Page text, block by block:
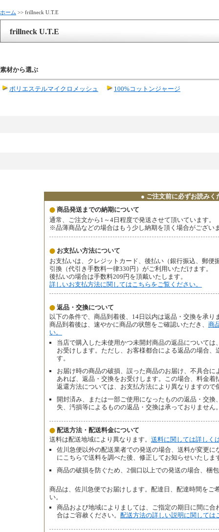
ホーム >> frillneck U.T.E
frillneck U.T.E
素材から選ぶ
ポリエステルマイクロメッシュ 100%コットンジャージ
● ご注文前に必ずお読みく
商品発送までの納期について
通常、ご注文から1～4日程度で発送させて頂いています。
※品薄商品などの場合はもう少し納期を頂く場合がござい
お支払い方法について
お支払いは、クレジットカード、後払い（銀行振込、郵便
引換（代引き手数料一律330円）がご利用いただけます。
後払いの場合は手数料209円を頂戴いたします。
詳しいお支払方法に関してはこちらをご覧ください。
返品・交換について
以下の条件で、商品到着後、14日以内は返品・交換を承り
商品到着後は、速やかに商品の状態をご確認いただき、 商
い。
当店で購入した未使用かつ未開封商品の返品について
お受けします。ただし、お客様都合による返品の場合
す。
お届け時の商品の破損、誤った商品のお届け、不具合
あれば、返品・交換をお受けします。この場合、料金
返還方法については、お支払方法により異なりますので
開封済み、または一部ご使用になったものの返品・交
失、汚損等によるものの返品・交換は承っておりません
配送方法・配送料金について
送料は配送地域により異なります。 送料に関しては詳しく
佐川急便以外の配送業者での発送の場合、送料が変更
にこちらで送料を調べた後、修正してお知らせいたしま
商品の破損を防ぐため、2個口以上での発送の場合、梱
商品は、佐川急便でお届けします。配達日、配達時間をご
い。
商品および地域によりましては、ご指定の期日に間に
合はご容赦ください。 配送方法の詳しい説明に関しては